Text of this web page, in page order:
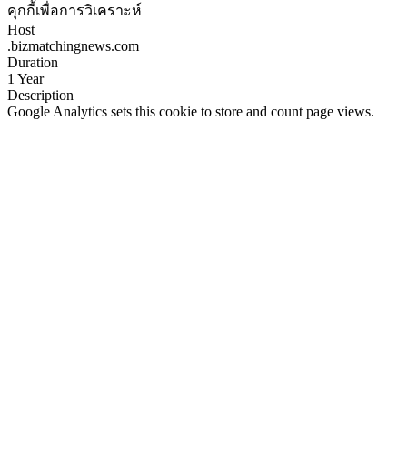
คุกกี้เพื่อการวิเคราะห์
Host
.bizmatchingnews.com
Duration
1 Year
Description
Google Analytics sets this cookie to store and count page views.